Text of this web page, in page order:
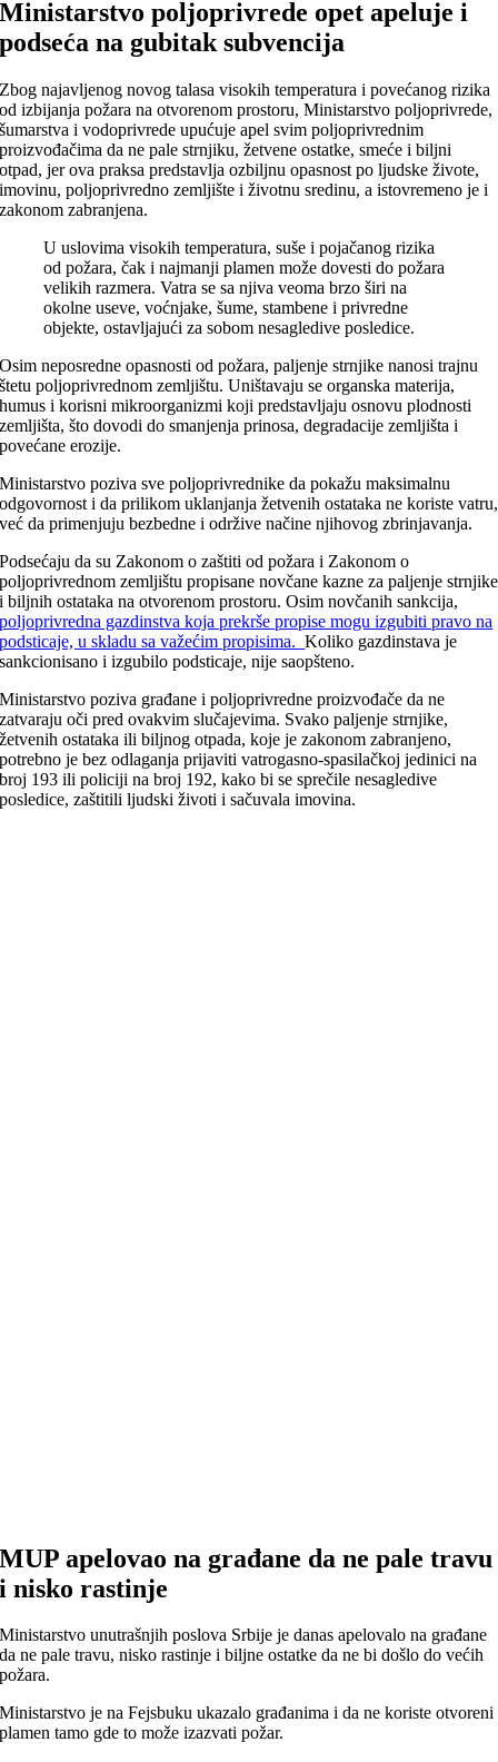
Ministarstvo poljoprivrede opet apeluje i
podseća na gubitak subvencija
Zbog najavljenog novog talasa visokih temperatura i povećanog rizika
od izbijanja požara na otvorenom prostoru, Ministarstvo poljoprivrede,
šumarstva i vodoprivrede upućuje apel svim poljoprivrednim
proizvođačima da ne pale strnjiku, žetvene ostatke, smeće i biljni
otpad, jer ova praksa predstavlja ozbiljnu opasnost po ljudske živote,
imovinu, poljoprivredno zemljište i životnu sredinu, a istovremeno je i
zakonom zabranjena.
U uslovima visokih temperatura, suše i pojačanog rizika
od požara, čak i najmanji plamen može dovesti do požara
velikih razmera. Vatra se sa njiva veoma brzo širi na
okolne useve, voćnjake, šume, stambene i privredne
objekte, ostavljajući za sobom nesagledive posledice.
Osim neposredne opasnosti od požara, paljenje strnjike nanosi trajnu
štetu poljoprivrednom zemljištu. Uništavaju se organska materija,
humus i korisni mikroorganizmi koji predstavljaju osnovu plodnosti
zemljišta, što dovodi do smanjenja prinosa, degradacije zemljišta i
povećane erozije.
Ministarstvo poziva sve poljoprivrednike da pokažu maksimalnu
odgovornost i da prilikom uklanjanja žetvenih ostataka ne koriste vatru,
već da primenjuju bezbedne i održive načine njihovog zbrinjavanja.
Podsećaju da su Zakonom o zaštiti od požara i Zakonom o
poljoprivrednom zemljištu propisane novčane kazne za paljenje strnjike
i biljnih ostataka na otvorenom prostoru. Osim novčanih sankcija,
poljoprivredna gazdinstva koja prekrše propise mogu izgubiti pravo na
podsticaje, u skladu sa važećim propisima.Koliko gazdinstava je
sankcionisano i izgubilo podsticaje, nije saopšteno.
Ministarstvo poziva građane i poljoprivredne proizvođače da ne
zatvaraju oči pred ovakvim slučajevima. Svako paljenje strnjike,
žetvenih ostataka ili biljnog otpada, koje je zakonom zabranjeno,
potrebno je bez odlaganja prijaviti vatrogasno-spasilačkoj jedinici na
broj 193 ili policiji na broj 192, kako bi se sprečile nesagledive
posledice, zaštitili ljudski životi i sačuvala imovina.
MUP apelovao na građane da ne pale travu
i nisko rastinje
Ministarstvo unutrašnjih poslova Srbije je danas apelovalo na građane
da ne pale travu, nisko rastinje i biljne ostatke da ne bi došlo do većih
požara.
Ministarstvo je na Fejsbuku ukazalo građanima i da ne koriste otvoreni
plamen tamo gde to može izazvati požar.